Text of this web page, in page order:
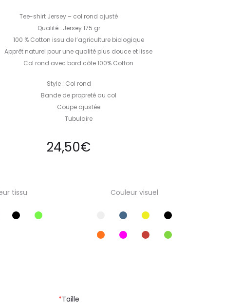
Tee-shirt Jersey – col rond ajusté
Qualité : Jersey 175 gr
100 % Cotton issu de l’agriculture biologique
Apprêt naturel pour une qualité plus douce et lisse
Col rond avec bord côte 100% Cotton
Style : Col rond
Bande de propreté au col
Coupe ajustée
Tubulaire
24,50€
tissu Couleur visuel
*Taille